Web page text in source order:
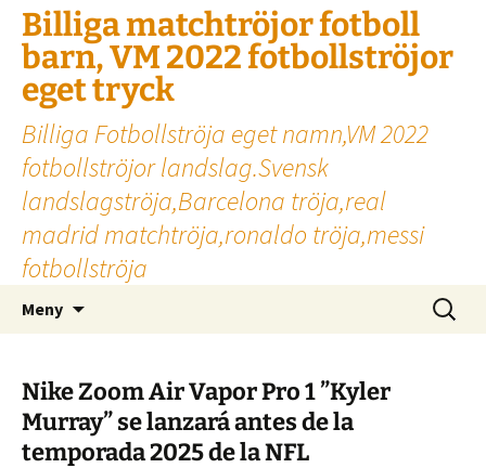
Billiga matchtröjor fotboll
barn, VM 2022 fotbollströjor
eget tryck
Billiga Fotbollströja eget namn,VM 2022
fotbollströjor landslag.Svensk
landslagströja,Barcelona tröja,real
madrid matchtröja,ronaldo tröja,messi
fotbollströja
Meny
Sök
efter:
Nike Zoom Air Vapor Pro 1 ”Kyler
Murray” se lanzará antes de la
temporada 2025 de la NFL